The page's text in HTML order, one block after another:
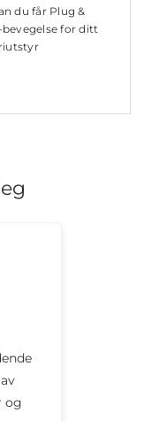
du får Plug &
for ditt
og